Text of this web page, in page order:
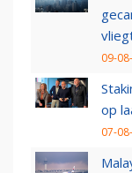
09-
op
07-